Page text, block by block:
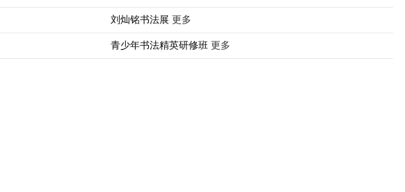
刘灿铭书法展 更多
青少年书法精英研修班 更多